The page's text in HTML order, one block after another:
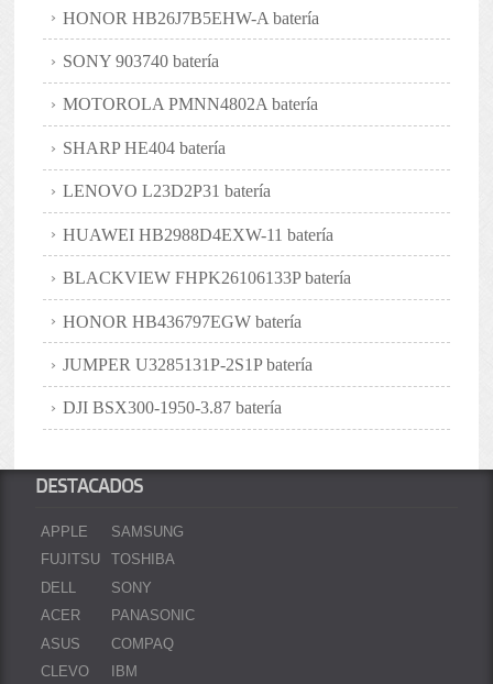
HONOR HB26J7B5EHW-A batería
SONY 903740 batería
MOTOROLA PMNN4802A batería
SHARP HE404 batería
LENOVO L23D2P31 batería
HUAWEI HB2988D4EXW-11 batería
BLACKVIEW FHPK26106133P batería
HONOR HB436797EGW batería
JUMPER U3285131P-2S1P batería
DJI BSX300-1950-3.87 batería
DESTACADOS
APPLE
FUJITSU
DELL
ACER
ASUS
CLEVO
SAMSUNG
TOSHIBA
SONY
PANASONIC
COMPAQ
IBM